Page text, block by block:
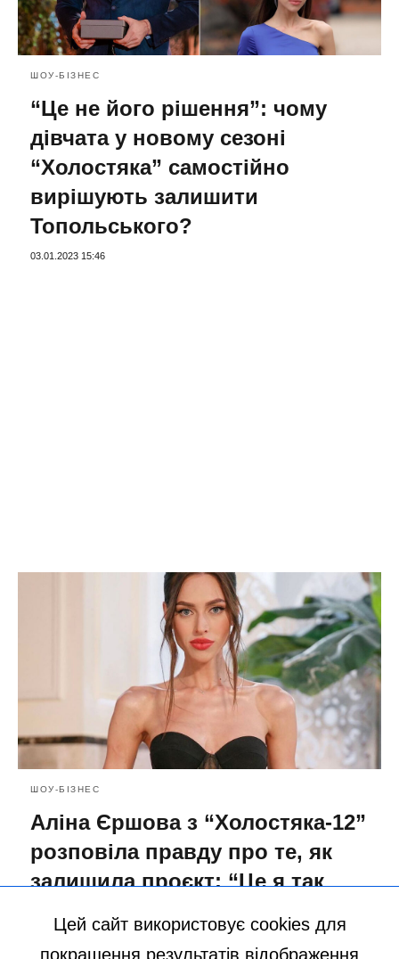
ШОУ-БІЗНЕС
“Це не його рішення”: чому
дівчата у новому сезоні
“Холостяка” самостійно
вирішують залишити
Топольського?
03.01.2023 15:46
ШОУ-БІЗНЕС
Аліна Єршова з “Холостяка-12”
розповіла правду про те, як
залишила проєкт: “Це я так
вирішила, а не він”
Цей сайт використовує cookies для
покращення результатів відображення